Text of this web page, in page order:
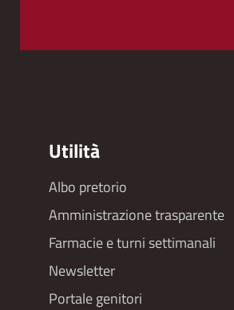
Utilità
Footer
menu
Albo pretorio
Amministrazione trasparente
Farmacie e turni settimanali
Newsletter
Portale genitori